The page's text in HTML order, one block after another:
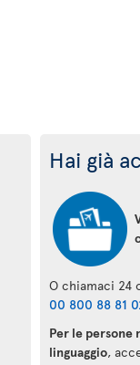
Hai già
O chiamaci 24
00 800 88 81
Per le persone
linguaggio,